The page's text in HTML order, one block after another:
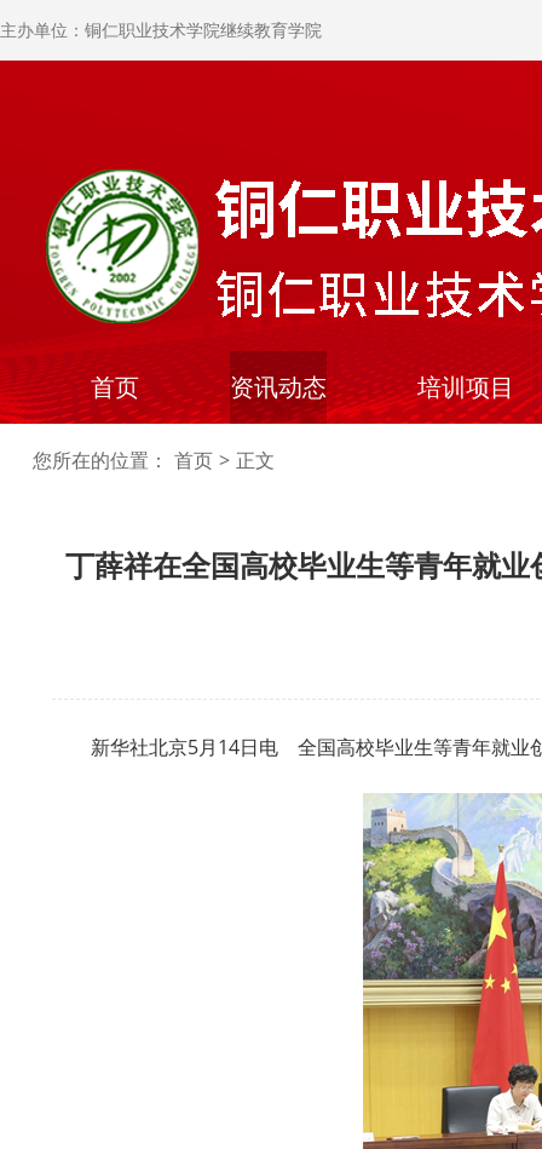
主办单位：铜仁职业技术学院继续教育学院
首页 资讯动态 培训项目
您所在的位置： 首页 > 正文
丁薛祥在全国高校毕业生等青年就
新华社北京5月14日电 全国高校毕业生等青年就业